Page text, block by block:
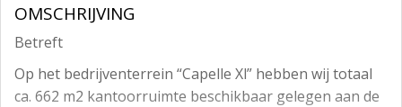
OMSCHRIJVING
Betreft
Op het bedrijventerrein “Capelle Xl” hebben wij totaal
ca. 662 m2 kantoorruimte beschikbaar gelegen aan de